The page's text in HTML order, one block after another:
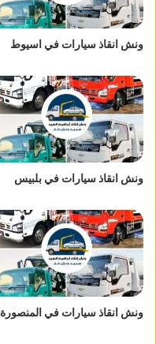
ونش انقاذ سيارات في اسيوط
ونش انقاذ سيارات في بلبيس
ونش انقاذ سيارات في المنصورة